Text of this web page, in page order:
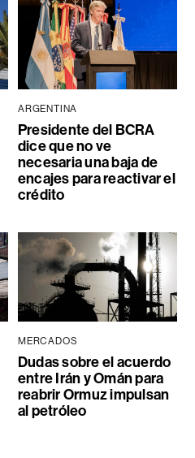
ARGENTINA
Presidente del BCRA
dice que no ve
necesaria una baja de
encajes para reactivar el
crédito
MERCADOS
Dudas sobre el acuerdo
entre Irán y Omán para
reabrir Ormuz impulsan
al petróleo